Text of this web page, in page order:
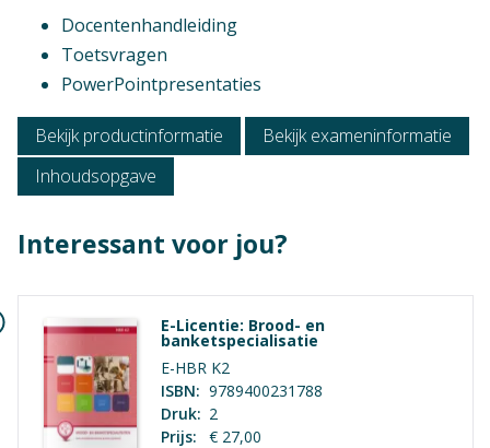
Niveau
Vmbo Basis, Vmbo Kader
Vmbo: Horeca, bakkerij en recreatie
Vak
Praktijkvak
Geen hoofdstukken aanwezig
Docentenhandleiding
Toetsvragen
PowerPointpresentaties
Bekijk productinformatie
Bekijk exameninformatie
Inhoudsopgave
Interessant voor jou?
E-Licentie: Brood- en
banketspecialisatie
E-HBR K2
ISBN: 9789400231788
Druk: 2
Prijs:
€ 27,00